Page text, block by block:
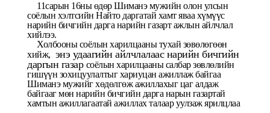
11сарын 16ны өдөр Шиманэ мужийн олон улсын
соёлын хэлтсийн Найто даргатай хамт яваа хүмүүс
нарийн бичгийн дарга нарийн газарт ажлын айлчлал
хийлээ.
Холбооны соёлын харилцааны тухай зөвөлөгөөн
хийж, энэ удаагийн айлчлалаас нарийн бичгийн
даргын газар соёлын харилцааны салбар зөвлөлийн
гишүүн зохицуулалтыг хариуцан ажиллаж байгаа
Шиманэ мужийг хөдөлгөж ажиллахыг цаг алдаж
байгааг мөн нарийн бичгийн дарга нарын газартай
хамтын ажиллагаатай ажиллах талаар уулзаж ярилцлаа